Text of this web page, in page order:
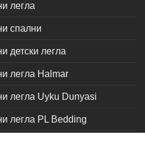
легла
спални
детски легла
легла Halmar
легла Uyku Dunyasi
легла PL Bedding